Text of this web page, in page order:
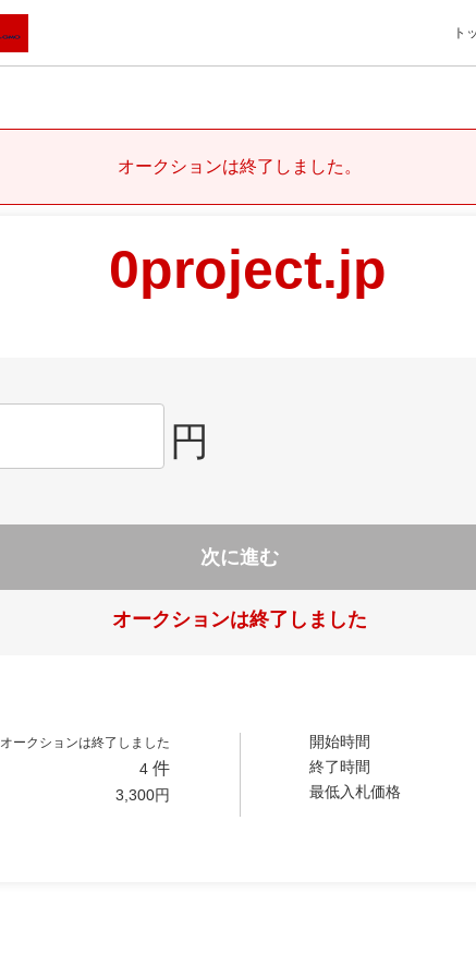
ト
オークションは終了しました。
0project.jp
円
次に進む
オークションは終了しました
オークションは終了しました
4 件
3,300円
開始時間
終了時間
最低入札価格